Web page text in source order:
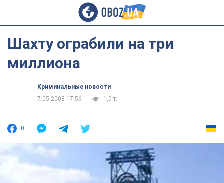
Шахту ограбили на три
миллиона
Криминальные новости
7.05.2008 17:56
1,0 т.
0